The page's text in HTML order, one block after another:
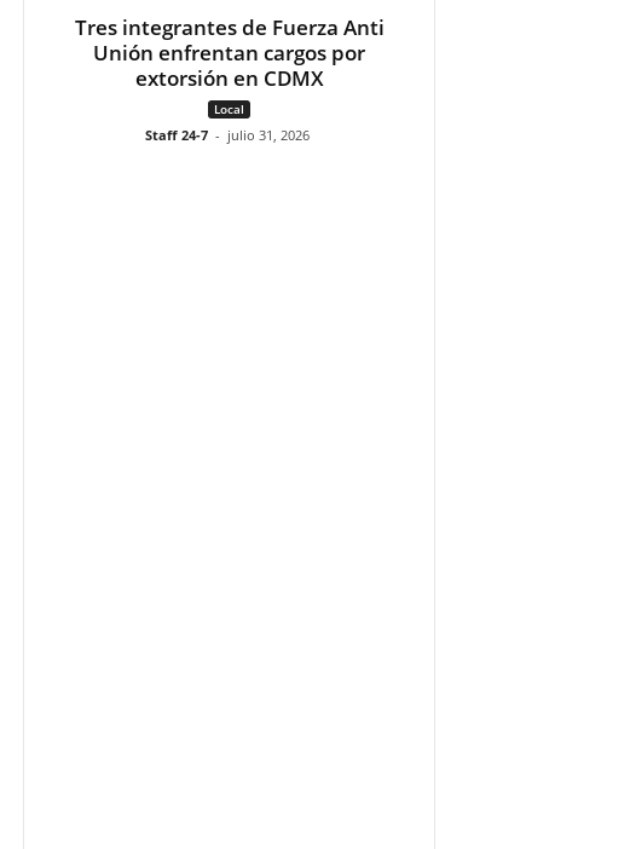
Tres integrantes de Fuerza Anti
Unión enfrentan cargos por
extorsión en CDMX
Local
Staff 24-7 - julio 31, 2026